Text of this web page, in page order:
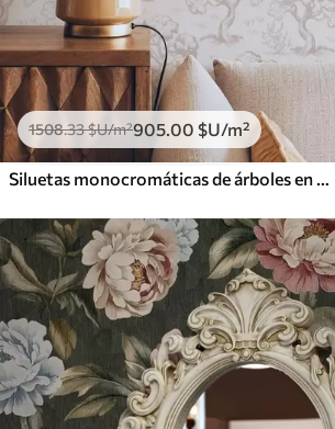
1508.33$U/m²905.00 $U/m²
Siluetas monocromáticas de árboles en estilo vintage, combinación de colores beige